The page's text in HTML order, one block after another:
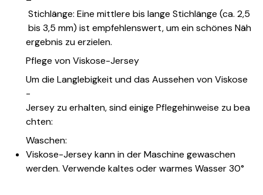
Stichlänge: Eine mittlere bis lange Stichlänge (ca. 2,5
bis 3,5 mm) ist empfehlenswert, um ein schönes Näh
ergebnis zu erzielen.
Pflege von Viskose-Jersey
Um die Langlebigkeit und das Aussehen von Viskose
-
Jersey zu erhalten, sind einige Pflegehinweise zu bea
chten:
Waschen:
Viskose-Jersey kann in der Maschine gewaschen
werden. Verwende kaltes oder warmes Wasser 30°